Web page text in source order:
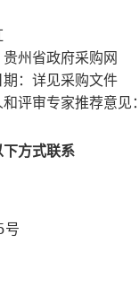
州省政府采购网
：详见采购文件
评审专家推荐意
方式联系
号